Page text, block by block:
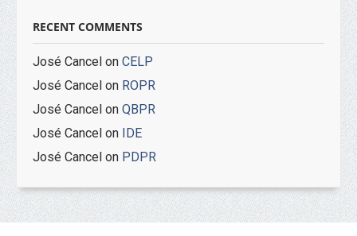
RECENT COMMENTS
José Cancel on CELP
José Cancel on ROPR
José Cancel on QBPR
José Cancel on IDE
José Cancel on PDPR